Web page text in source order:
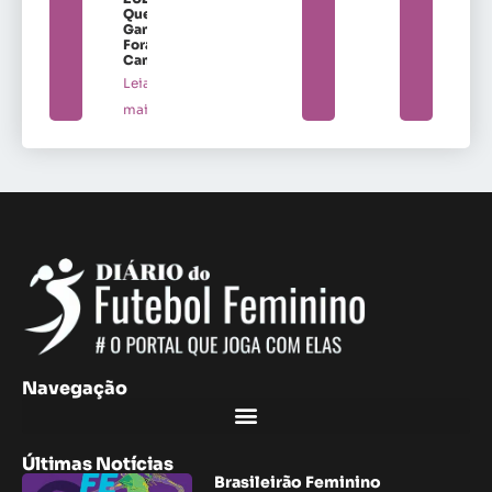
Quem
Ganha
Fora de
Campo
Leia
mais »
Navegação
Últimas Notícias
Brasileirão Feminino